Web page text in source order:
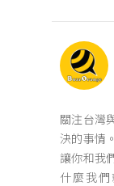
關注台灣
決的事情
讓你和我
什麼我